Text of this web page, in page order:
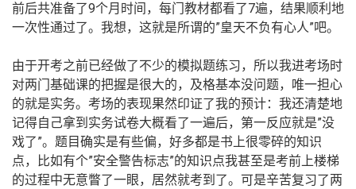
前后共准备了9个月时间，每门教材都看了7遍，结果顺利地
一次性通过了。我想，这就是所谓的”皇天不负有心人”吧。
由于开考之前已经做了不少的模拟题练习，所以我进考场时
对两门基础课的把握是很大的，及格基本没问题，唯一担心
的就是实务。考场的表现果然印证了我的预计：我还清楚地
记得自己拿到实务试卷大概看了一遍后，第一反应就是”没
戏了”。题目确实是有些偏，好多都是书上很零碎的知识
点，比如有个”安全警告标志”的知识点我甚至是考前上楼梯
的过程中无意瞥了一眼，居然就考到了。可是辛苦复习了两